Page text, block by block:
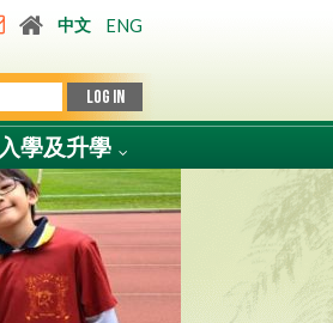
中文 ENG
入學及升學